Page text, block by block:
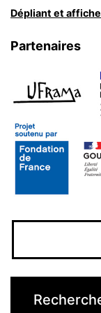
Dépliant et
Partenaires